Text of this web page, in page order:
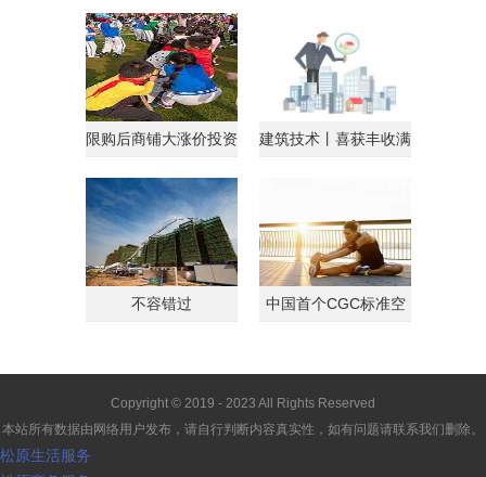
限购后商铺大涨价投资
建筑技术丨喜获丰收满
不容错过
中国首个CGC标准空
Copyright © 2019 - 2023 All Rights Reserved
本站所有数据由网络用户发布，请自行判断内容真实性，如有问题请联系我们删除。
松原生活服务